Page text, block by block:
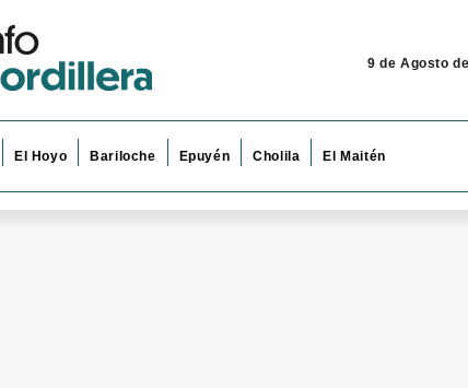
9 de Agosto
El Hoyo Bariloche Epuyén Cholila El Maitén